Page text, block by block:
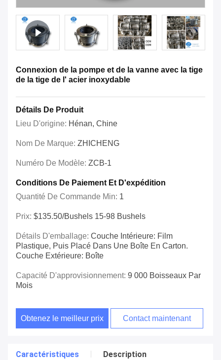
Connexion de la pompe et de la vanne avec la tige
de la tige de l' acier inoxydable
Détails De Produit
Lieu D'origine: Hénan, Chine
Nom De Marque: ZHICHENG
Numéro De Modèle: ZCB-1
Conditions De Paiement Et D'expédition
Quantité De Commande Min: 1
Prix: $135.50/bushels 15-98 Bushels
Détails D'emballage: Couche Intérieure: Film
Plastique, Puis Placé Dans Une Boîte En Carton.
Couche Extérieure: Boîte
Capacité D'approvisionnement: 9 000 Boisseaux Par
Mois
Obtenez le meilleur prix Contact maintenant
Caractéristiques Description